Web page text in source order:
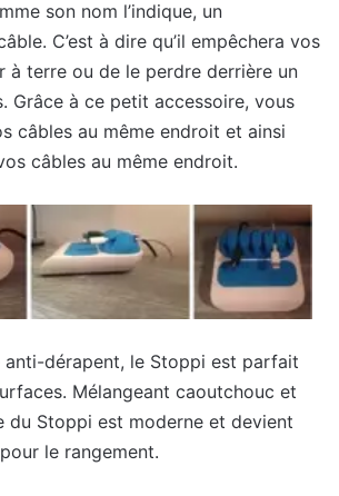
son nom l’indique, un
C’est à dire qu’il empêchera vos
à terre ou de le perdre derrière un
Grâce à ce petit accessoire, vous
câbles au même endroit et ainsi
câbles au même endroit.
anti-dérapent, le Stoppi est parfait
Mélangeant caoutchouc et
du Stoppi est moderne et devient
le rangement.